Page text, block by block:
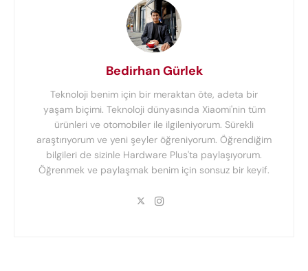
Bedirhan Gürlek
Teknoloji benim için bir meraktan öte, adeta bir
yaşam biçimi. Teknoloji dünyasında Xiaomi'nin tüm
ürünleri ve otomobiler ile ilgileniyorum. Sürekli
araştırıyorum ve yeni şeyler öğreniyorum. Öğrendiğim
bilgileri de sizinle Hardware Plus'ta paylaşıyorum.
Öğrenmek ve paylaşmak benim için sonsuz bir keyif.